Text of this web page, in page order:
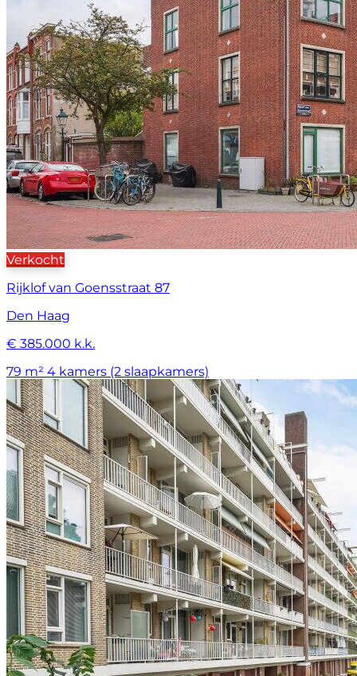
Verkocht
Rijklof van Goensstraat 87
Den Haag
€ 385.000 k.k.
79 m² 4 kamers (2 slaapkamers)